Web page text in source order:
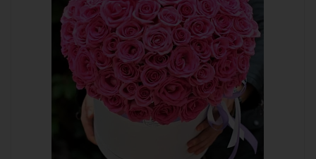
Описание
роза, оазис, лента, шляпная коробка